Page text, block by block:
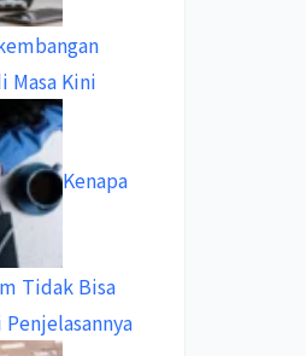
Masa Kini
Kenapa
Tidak Bisa